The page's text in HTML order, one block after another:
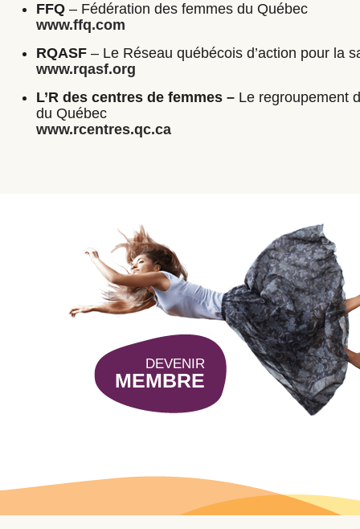
FFQ – Fédération des femmes du Québec
www.ffq.com
RQASF – Le Réseau québécois d’action pour la
www.rqasf.org
L’R des centres de femmes – Le regroupement
du Québec
www.rcentres.qc.ca
DEVENIR
MEMBRE